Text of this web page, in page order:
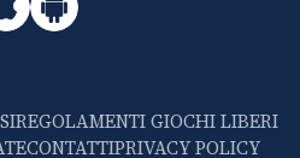
REGOLAMENTI GIOCHI LIBERI
CONTATTIPRIVACY POLICY